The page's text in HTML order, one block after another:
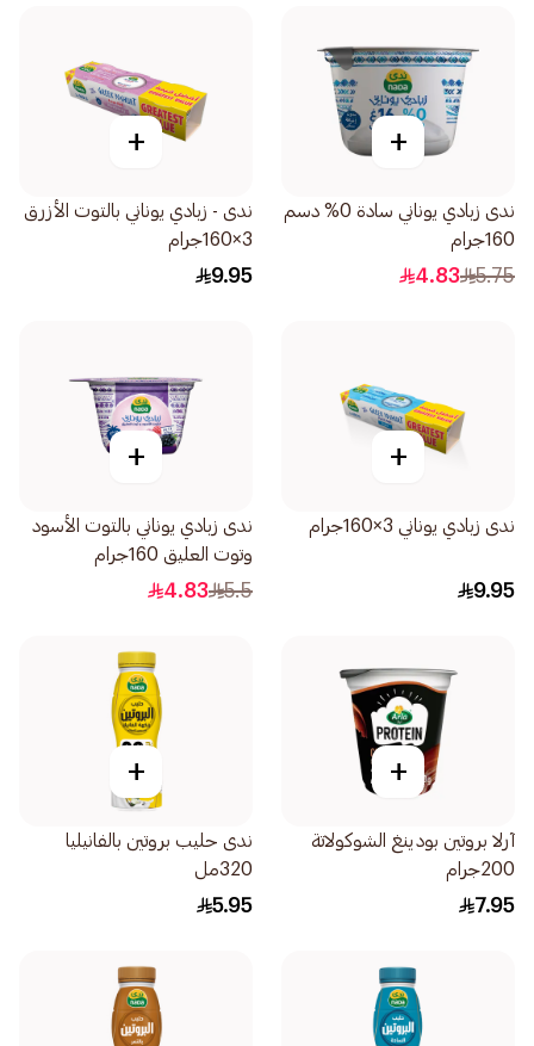
+
ندى زبادي يوناني سادة 0% دسم
160جرام
5.75
4.83
+
ندى - زبادي يوناني بالتوت الأزرق
3×160جرام
9.95
+
ندى زبادي يوناني 3×160جرام
9.95
+
ندى زبادي يوناني بالتوت الأسود
وتوت العليق 160جرام
5.5
4.83
+
آرلا بروتين بودينغ الشوكولاتة
200جرام
7.95
+
ندى حليب بروتين بالفانيليا
320مل
5.95